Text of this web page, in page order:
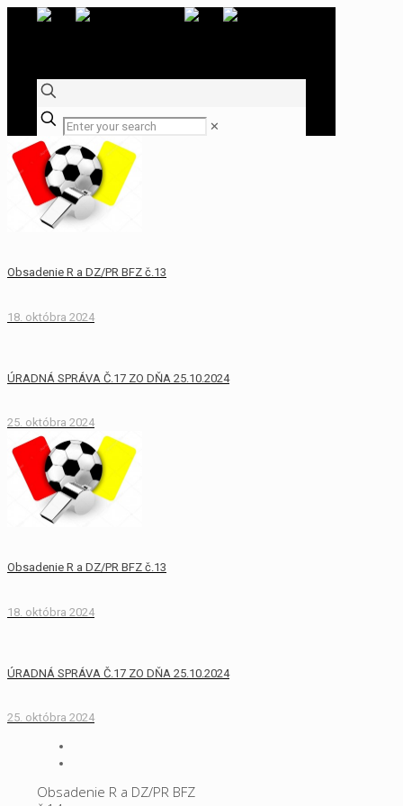
✕
Obsadenie R a DZ/PR BFZ č.13
18. októbra 2024
ÚRADNÁ SPRÁVA Č.17 ZO DŇA 25.10.2024
25. októbra 2024
Obsadenie R a DZ/PR BFZ č.13
18. októbra 2024
ÚRADNÁ SPRÁVA Č.17 ZO DŇA 25.10.2024
25. októbra 2024
Obsadenie R a DZ/PR BFZ